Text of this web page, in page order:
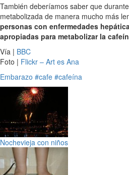
También deberíamos saber que
metabolizada de manera mucho más
personas con enfermedades
apropiadas para metabolizar la
Vía | BBC
Foto | Flickr – Art es Ana
Embarazo #cafe #cafeína
Nochevieja con niños